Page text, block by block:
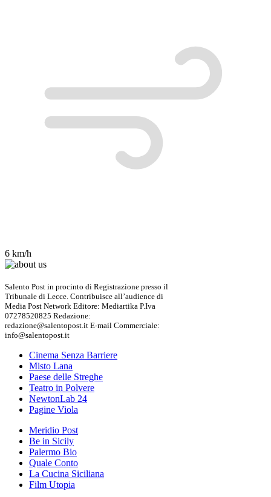
6 km/h
Salento Post in procinto di Registrazione presso il
Tribunale di Lecce. Contribuisce all’audience di
Media Post Network Editore: Mediartika P.Iva
07278520825 Redazione:
redazione@salentopost.it E-mail Commerciale:
info@salentopost.it
Cinema Senza Barriere
Misto Lana
Paese delle Streghe
Teatro in Polvere
NewtonLab 24
Pagine Viola
Meridio Post
Be in Sicily
Palermo Bio
Quale Conto
La Cucina Siciliana
Film Utopia